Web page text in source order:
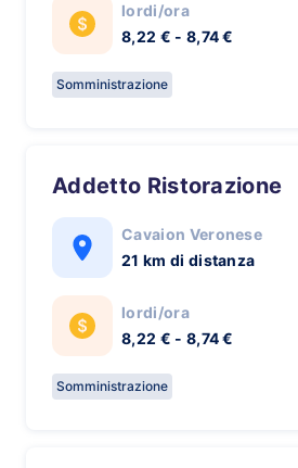
lordi/ora
8,22 € - 8,74 €
Somministrazione
Addetto Ristorazione
Cavaion Veronese
21 km di distanza
lordi/ora
8,22 € - 8,74 €
Somministrazione